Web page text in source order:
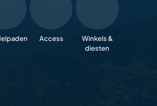
Access
Winkels &
diesten